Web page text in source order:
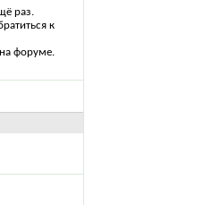
раз.
к
форуме.